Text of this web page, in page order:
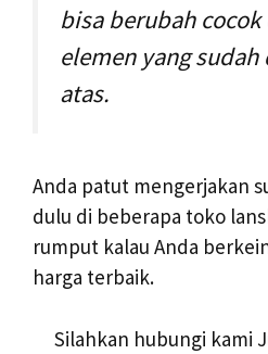
bisa berubah
elemen yang
atas.
Anda patut mengerjakan
dulu di beberapa toko
rumput kalau Anda
harga terbaik.
Silahkan hubungi kami